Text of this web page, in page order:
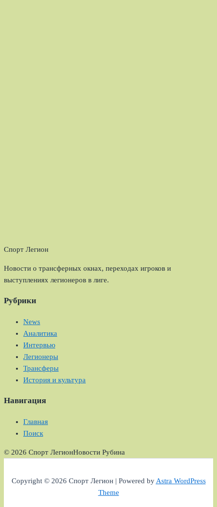
Спорт Легион
Новости о трансферных окнах, переходах игроков и
выступлениях легионеров в лиге.
Рубрики
News
Аналитика
Интервью
Легионеры
Трансферы
История и культура
Навигация
Главная
Поиск
© 2026 Спорт ЛегионНовости Рубина
Copyright © 2026 Спорт Легион | Powered byAstra WordPress
Theme